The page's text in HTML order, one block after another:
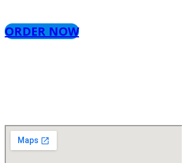
ORDER NOW